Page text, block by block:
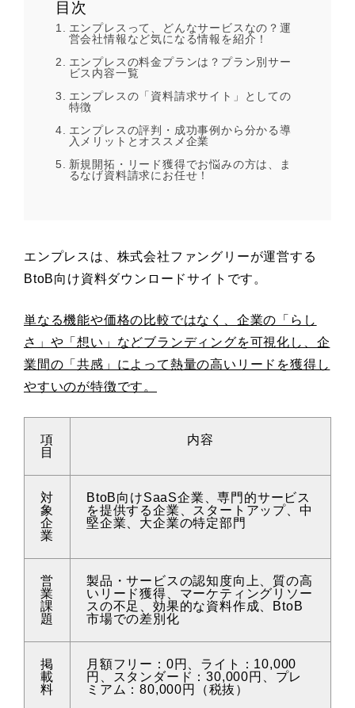
目次
エンプレスって、どんなサービスなの？運
営会社情報など気になる情報を紹介！
エンプレスの料金プランは？プラン別サー
ビス内容一覧
エンプレスの「資料請求サイト」としての
特徴
エンプレスの評判・成功事例から分かる導
入メリットとオススメ企業
新規開拓・リード獲得でお悩みの方は、ま
るなげ資料請求にお任せ！
エンプレスは、株式会社ファングリーが運営する
BtoB向け資料ダウンロードサイトです。
単なる機能や価格の比較ではなく、企業の「らし
さ」や「想い」などブランディングを可視化し、企
業間の「共感」によって熱量の高いリードを獲得し
やすいのが特徴です。
項
目
内容
対
象
企
業
BtoB向けSaaS企業、専門的サービス
を提供する企業、スタートアップ、中
堅企業、大企業の特定部門
営
業
課
題
製品・サービスの認知度向上、質の高
いリード獲得、マーケティングリソー
スの不足、効果的な資料作成、BtoB
市場での差別化
掲
載
料
月額フリー：0円、ライト：10,000
円、スタンダード：30,000円、プレ
ミアム：80,000円（税抜）